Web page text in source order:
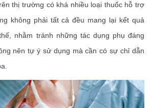
thị trường có khá nhiều loại thuốc hỗ trợ
không phải tất cả đều mang lại kết quả
nhằm tránh những tác dụng phụ đáng
nên tự ý sử dụng mà cần có sự chỉ dẫn